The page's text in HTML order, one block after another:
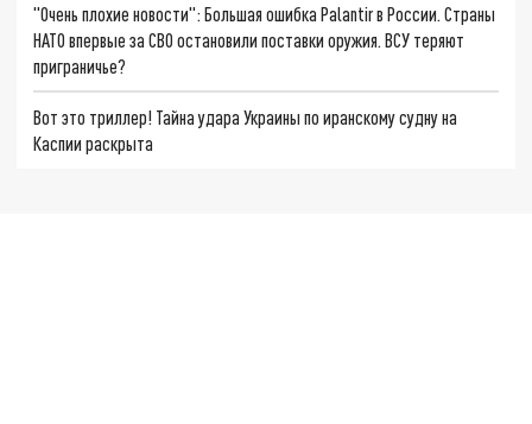
"Очень плохие новости": Большая ошибка Palantir в России. Страны
НАТО впервые за СВО остановили поставки оружия. ВСУ теряют
приграничье?
Вот это триллер! Тайна удара Украины по иранскому судну на
Каспии раскрыта